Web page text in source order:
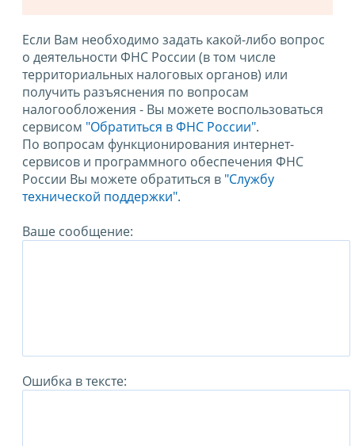
Если Вам необходимо задать какой-либо вопрос
о деятельности ФНС России (в том числе
территориальных налоговых органов) или
получить разъяснения по вопросам
налогообложения - Вы можете воспользоваться
сервисом "Обратиться в ФНС России".
По вопросам функционирования интернет-
сервисов и программного обеспечения ФНС
России Вы можете обратиться в "Службу
технической поддержки".
Ваше сообщение:
Ошибка в тексте: